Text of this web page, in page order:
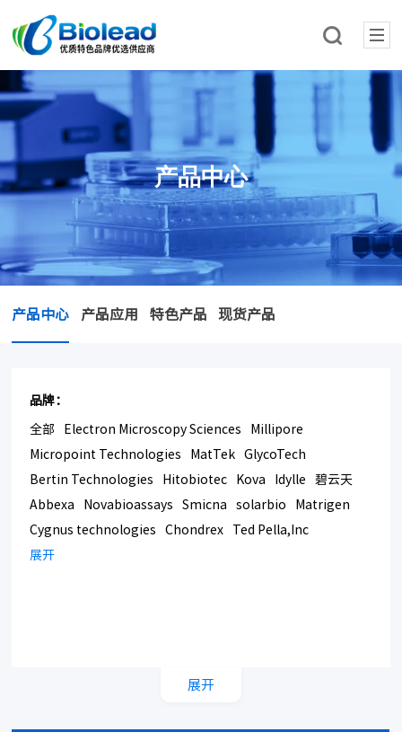
产品中心
产品中心 产品应用 特色产品 现货产品
品牌：
全部 Electron Microscopy Sciences
Millipore
Micropoint Technologies
MatTek
GlycoTech
Bertin Technologies
Hitobiotec Kova Idylle
碧云天
Abbexa
Novabioassays Smicna solarbio
Matrigen
Cygnus technologies
Chondrex
Ted Pella,Inc
Bmrsupply
展开
展开